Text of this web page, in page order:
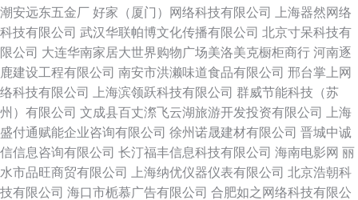
潮安远东五金厂 好家（厦门）网络科技有限公司
上海器然网络
科技有限公司 武汉华联帕博文化传播有限公司 北京寸呆科技有
限公司 大连华南家居大世界购物广场美洛美克橱柜商行 河南逐
鹿建设工程有限公司 南安市洪濑味道食品有限公司 邢台掌上网
络科技有限公司
上海滨领跃科技有限公司 群威节能科技（苏
州）有限公司 文成县百丈漈飞云湖旅游开发投资有限公司
上海
盛付通赋能企业咨询有限公司 徐州诺晟建材有限公司 晋城中诚
信信息咨询有限公司 长汀福丰信息科技有限公司 海南电影网 丽
水市品旺商贸有限公司
上海纳优仪器仪表有限公司 北京浩朝科
技有限公司 海口市栀慕广告有限公司 合肥如之网络科技有限公